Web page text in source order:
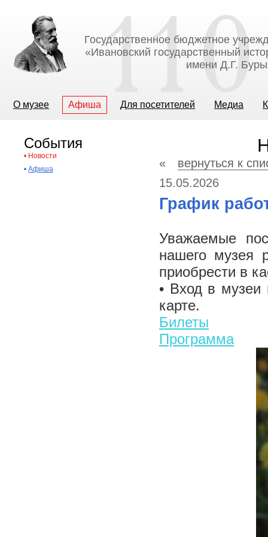
Государственное бюджетное
«Ивановский государственный
имени Д.Г.
О музее Афиша Для посетителей Медиа
События
• Новости
• Афиша « вернуться к
15.05.2026
График
Уважаемые
нашего музея
приобрести в
• Вход в музеи
карте.
Билеты
Программа